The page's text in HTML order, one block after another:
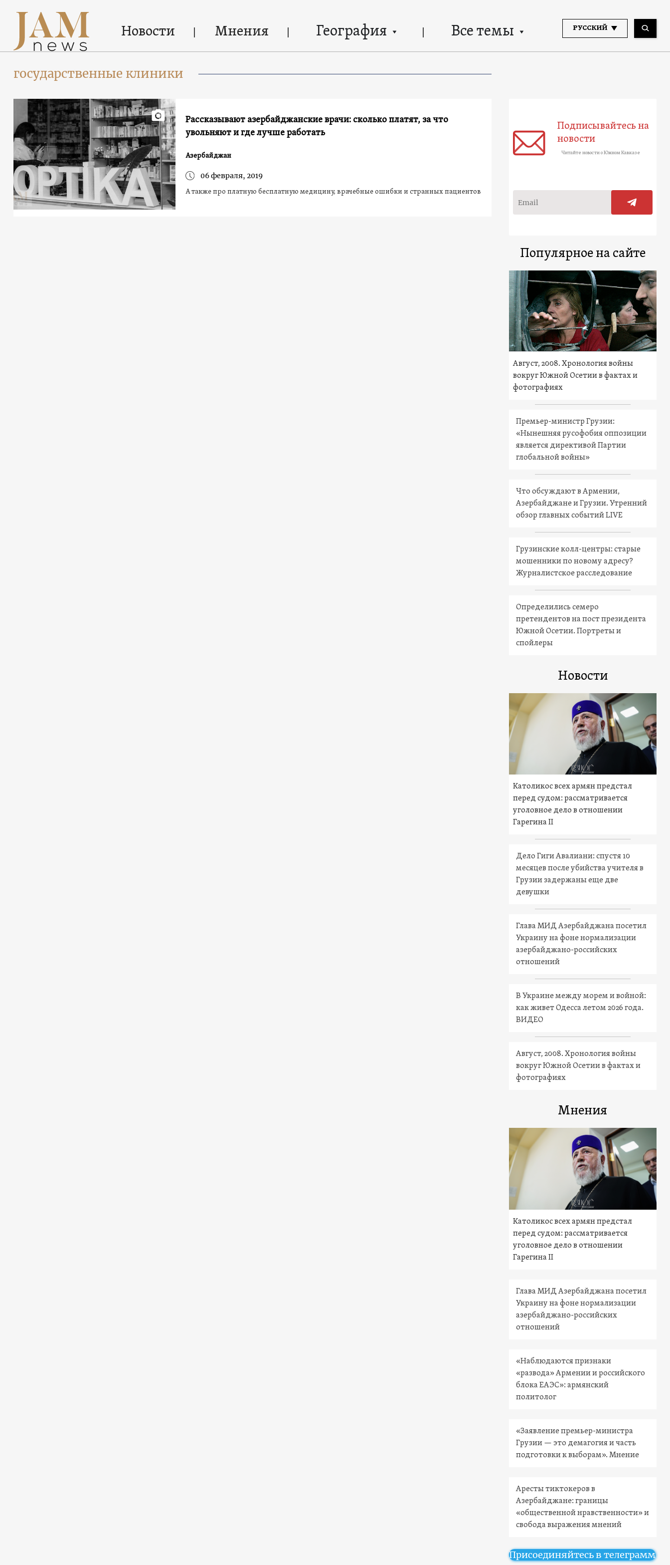
Новости Мнения География Все темы РУССКИЙ
государственные клиники
Рассказывают азербайджанские врачи: сколько платят, за что
увольняют и где лучше работать
Азербайджан
06 февраля, 2019
А также про платную бесплатную медицину, врачебные ошибки и странных пациентов
Подписывайтесь на
новости
Читайте новости о Южном Кавказе
Популярное на сайте
Август, 2008. Хронология войны
вокруг Южной Осетии в фактах и
фотографиях
Премьер-министр Грузии:
«Нынешняя русофобия оппозиции
является директивой Партии
глобальной войны»
Что обсуждают в Армении,
Азербайджане и Грузии. Утренний
обзор главных событий LIVE
Грузинские колл-центры: старые
мошенники по новому адресу?
Журналистское расследование
Определились семеро
претендентов на пост президента
Южной Осетии. Портреты и
спойлеры
Новости
Католикос всех армян предстал
перед судом: рассматривается
уголовное дело в отношении
Гарегина II
Дело Гиги Авалиани: спустя 10
месяцев после убийства учителя в
Грузии задержаны еще две
девушки
Глава МИД Азербайджана посетил
Украину на фоне нормализации
азербайджано-российских
отношений
В Украине между морем и войной:
как живет Одесса летом 2026 года.
ВИДЕО
Август, 2008. Хронология войны
вокруг Южной Осетии в фактах и
фотографиях
Мнения
Католикос всех армян предстал
перед судом: рассматривается
уголовное дело в отношении
Гарегина II
Глава МИД Азербайджана посетил
Украину на фоне нормализации
азербайджано-российских
отношений
«Наблюдаются признаки
«развода» Армении и российского
блока ЕАЭС»: армянский
политолог
«Заявление премьер-министра
Грузии — это демагогия и часть
подготовки к выборам». Мнение
Аресты тиктокеров в
Азербайджане: границы
«общественной нравственности» и
свобода выражения мнений
Присоединяйтесь в телеграмм